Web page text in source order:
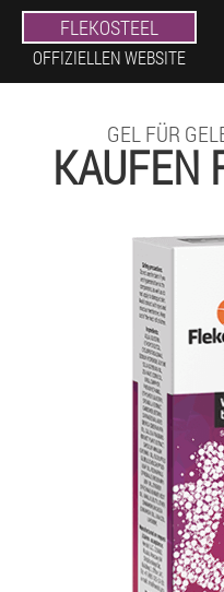
FLEKOSTEEL
OFFIZIELLEN WEBSITE
GEL FÜR
KAUFEN